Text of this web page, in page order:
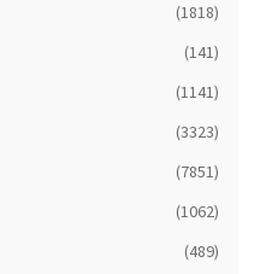
(1818)
(141)
(1141)
(3323)
(7851)
(1062)
(489)